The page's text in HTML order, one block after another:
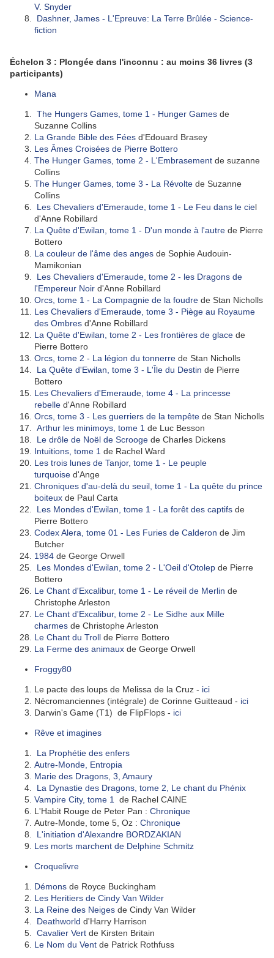
V. Snyder
Dashner, James - L'Epreuve: La Terre Brûlée - Science-
fiction
Échelon 3 : Plongée dans l'inconnu : au moins 36 livres (3
participants)
Mana
The Hungers Games, tome 1 - Hunger Games de
Suzanne Collins
La Grande Bible des Fées d'Edouard Brasey
Les Âmes Croisées de Pierre Bottero
The Hunger Games, tome 2 - L'Embrasement de suzanne
Collins
The Hunger Games, tome 3 - La Révolte de Suzanne
Collins
Les Chevaliers d'Emeraude, tome 1 - Le Feu dans le ciel
d'Anne Robillard
La Quête d'Ewilan, tome 1 - D'un monde à l'autre de Pierre
Bottero
La couleur de l'âme des anges de Sophie Audouin-
Mamikonian
Les Chevaliers d'Emeraude, tome 2 - les Dragons de
l'Empereur Noir d'Anne Robillard
Orcs, tome 1 - La Compagnie de la foudre de Stan Nicholls
Les Chevaliers d'Emeraude, tome 3 - Piège au Royaume
des Ombres d'Anne Robillard
La Quête d'Ewilan, tome 2 - Les frontières de glace de
Pierre Bottero
Orcs, tome 2 - La légion du tonnerre de Stan Nicholls
La Quête d'Ewilan, tome 3 - L'Île du Destin de Pierre
Bottero
Les Chevaliers d'Emeraude, tome 4 - La princesse
rebelle d'Anne Robillard
Orcs, tome 3 - Les guerriers de la tempête de Stan Nicholls
Arthur les minimoys, tome 1 de Luc Besson
Le drôle de Noël de Scrooge de Charles Dickens
Intuitions, tome 1 de Rachel Ward
Les trois lunes de Tanjor, tome 1 - Le peuple
turquoise d'Ange
Chroniques d'au-delà du seuil, tome 1 - La quête du prince
boiteux de Paul Carta
Les Mondes d'Ewilan, tome 1 - La forêt des captifs de
Pierre Bottero
Codex Alera, tome 01 - Les Furies de Calderon de Jim
Butcher
1984 de George Orwell
Les Mondes d'Ewilan, tome 2 - L'Oeil d'Otolep de Pierre
Bottero
Le Chant d'Excalibur, tome 1 - Le réveil de Merlin de
Christophe Arleston
Le Chant d'Excalibur, tome 2 - Le Sidhe aux Mille
charmes de Christophe Arleston
Le Chant du Troll de Pierre Bottero
La Ferme des animaux de George Orwell
Froggy80
Le pacte des loups de Melissa de la Cruz - ici
Nécromanciennes (intégrale) de Corinne Guitteaud - ici
Darwin's Game (T1) de FlipFlops - ici
Rêve et imagines
La Prophétie des enfers
Autre-Monde, Entropia
Marie des Dragons, 3, Amaury
La Dynastie des Dragons, tome 2, Le chant du Phénix
Vampire City, tome 1
de Rachel CAINE
L'Habit Rouge de Peter Pan : Chronique
Autre-Monde, tome 5, Oz : Chronique
L'initiation d'Alexandre BORDZAKIAN
Les morts marchent de Delphine Schmitz
Croquelivre
Démons de Royce Buckingham
Les Heritiers de Cindy Van Wilder
La Reine des Neiges de Cindy Van Wilder
Deathworld d'Harry Harrison
Cavalier Vert de Kirsten Britain
Le Nom du Vent de Patrick Rothfuss